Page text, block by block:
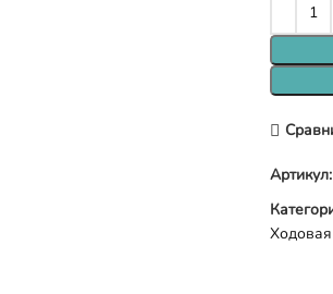
Артикул:
Ходовая